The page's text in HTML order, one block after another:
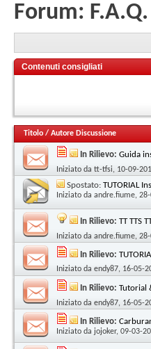
Forum:
Contenuti consigliati
Titolo / Autore Discussione
In Rilievo: Guida
Iniziato da tt-tfsi, 10-09-
Spostato: TUTORIAL
Iniziato da andre.fiume,
In Rilievo: TT TTS
Iniziato da andre.fiume,
In Rilievo:
Iniziato da endy87, 16-05-
In Rilievo: Tutorial
Iniziato da endy87, 16-05-
In Rilievo:
Iniziato da jojoker, 09-03-